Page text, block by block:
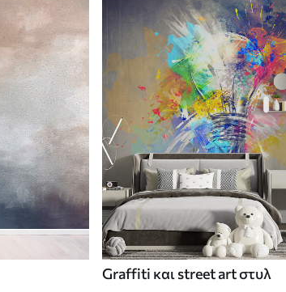
Graffiti και street art στυλ